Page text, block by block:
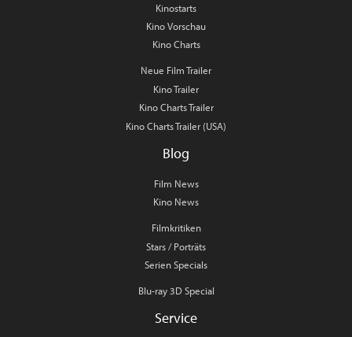
Kinostarts
Kino Vorschau
Kino Charts
Neue Film Trailer
Kino Trailer
Kino Charts Trailer
Kino Charts Trailer (USA)
Blog
Film News
Kino News
Filmkritiken
Stars / Porträts
Serien Specials
Blu-ray 3D Special
Service